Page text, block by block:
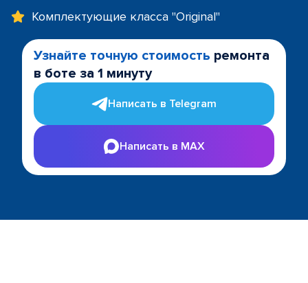
Комплектующие класса "Original"
Узнайте точную стоимость ремонта
в боте за 1 минуту
Написать в Telegram
Написать в MAX